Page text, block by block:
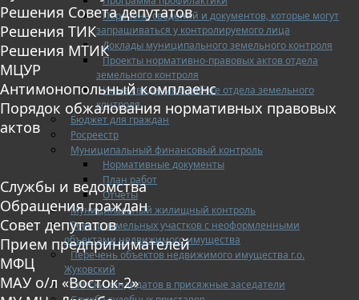
Перечень сведений и документов, которые могут
запрашиваться у контролируемого лица
Доклады муниципального земельного контроля
Проекты нормативно-правовых актов отдела
земельного контроля
Иные сведения о работе отдела земельного
контроля
Бюджет для граждан
Росреестр
Муниципальный финансовый контроль
Нормативные документы
План работ
Отчеты
Муниципальный жилищный контроль
Реестр земельных участков с неоформленными
объектами недвижимого имущества
Перечень объектов недвижимого имущества г.о.
Жуковский
Списки кандидатов в присяжные заседатели
Решения Совета депутатов
Решения ТИК
Решения МТИК
МЦУР
Антимонопольный комплаенс
Порядок обжалования нормативных правовых
актов
Службы и ведомства
Обращения граждан
Совет депутатов
Прием предпринимателей
МФЦ
МАУ о/л «Восток-2»